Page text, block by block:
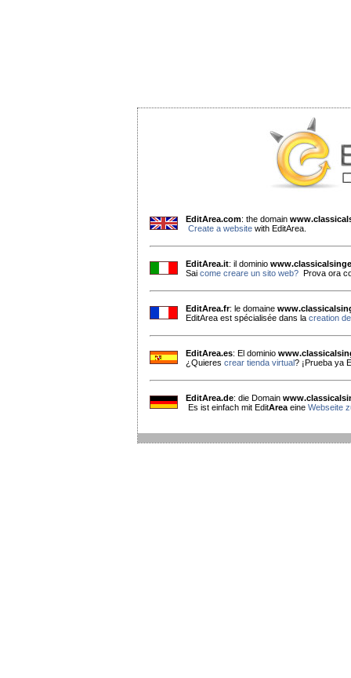
EditArea.com: the domain
Create a website with EditArea.
EditArea.it: il dominio
Sai come creare un sito web? Prova ora
EditArea.fr: le domaine
EditArea est spécialisée dans la creation
EditArea.es: El dominio
¿Quieres crear tienda virtual? ¡Prueba ya
EditArea.de: die Domain
Es ist einfach mit EditArea eine Webseite